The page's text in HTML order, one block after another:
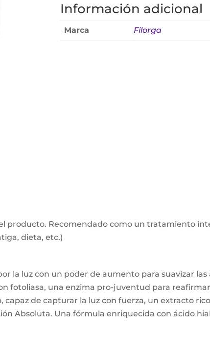
Información adicional
Marca Filorga
producto. Recomendado como un tratamiento
dieta, etc.)
la luz con un poder de aumento para suavizar
fotoliasa, una enzima pro-juventud para
de capturar la luz con fuerza, un extracto
Absoluta. Una fórmula enriquecida con ácido